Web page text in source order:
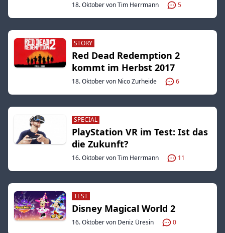
18. Oktober von Tim Herrmann 5
STORY
Red Dead Redemption 2
kommt im Herbst 2017
18. Oktober von Nico Zurheide 6
SPECIAL
PlayStation VR im Test: Ist das
die Zukunft?
16. Oktober von Tim Herrmann 11
TEST
Disney Magical World 2
16. Oktober von Deniz Üresin 0